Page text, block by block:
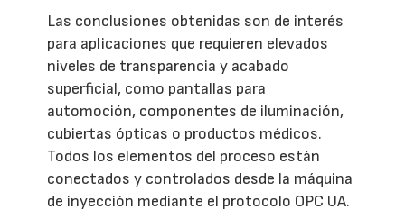
Las conclusiones obtenidas son de interés
para aplicaciones que requieren elevados
niveles de transparencia y acabado
superficial, como pantallas para
automoción, componentes de iluminación,
cubiertas ópticas o productos médicos.
Todos los elementos del proceso están
conectados y controlados desde la máquina
de inyección mediante el protocolo OPC UA.